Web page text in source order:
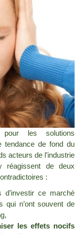
pour les solutions
tendance de fond du
acteurs de l’industrie
réagissent de deux
:
d’investir ce marché
qui n’ont souvent de
les effets nocifs